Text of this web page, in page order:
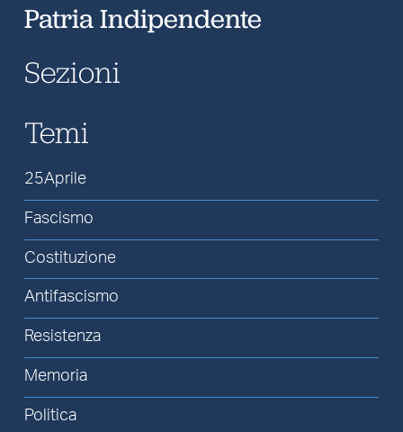
Patria Indipendente
Sezioni
Temi
25Aprile
Fascismo
Costituzione
Antifascismo
Resistenza
Memoria
Politica